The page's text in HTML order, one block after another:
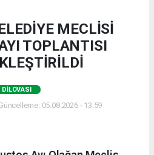
MECLİSİ
TOPLANTISI
DILOVASI
05.08.2026 - 13:59